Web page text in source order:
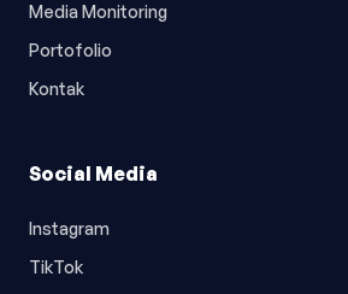
Media Monitoring
Portofolio
Kontak
Social Media
Instagram
TikTok